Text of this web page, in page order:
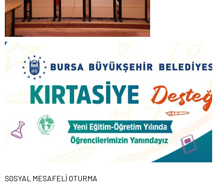
SOSYAL MESAFELİ OTURMA